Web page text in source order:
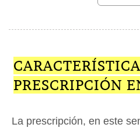
PRESCRIPCIÓN
La prescripción, en este